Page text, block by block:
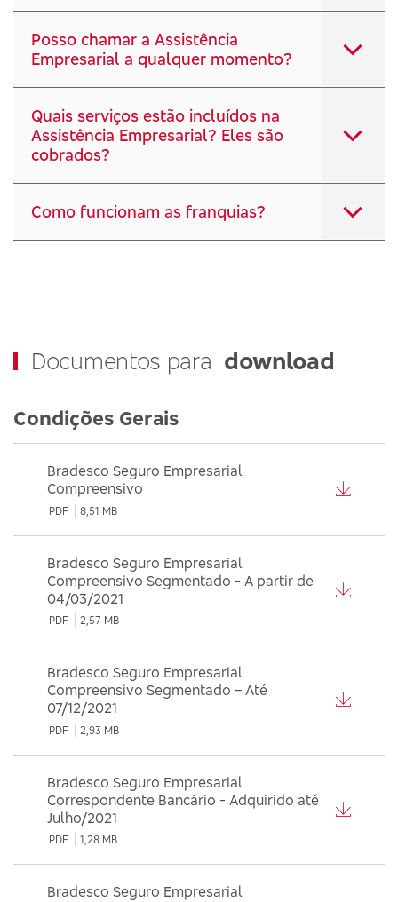
Posso chamar a Assistência
Empresarial a qualquer momento?
Quais serviços estão incluídos na
Assistência Empresarial? Eles são
cobrados?
Como funcionam as franquias?
Documentos para download
Condições Gerais
Bradesco Seguro Empresarial
Compreensivo
PDF 8,51 MB
Bradesco Seguro Empresarial
Compreensivo Segmentado - A partir de
04/03/2021
PDF 2,57 MB
Bradesco Seguro Empresarial
Compreensivo Segmentado – Até
07/12/2021
PDF 2,93 MB
Bradesco Seguro Empresarial
Correspondente Bancário - Adquirido até
Julho/2021
PDF 1,28 MB
Bradesco Seguro Empresarial